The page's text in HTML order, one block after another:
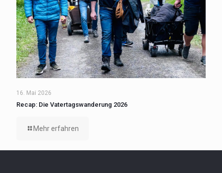
16. Mai 2026
Recap: Die Vatertagswanderung 2026
Mehr erfahren